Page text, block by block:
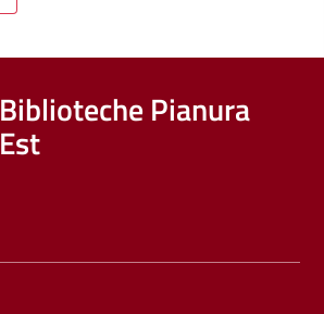
Biblioteche Pianura
Est